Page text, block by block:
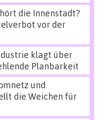
die Innenstadt?
vor der
klagt über
Planbarkeit
und
die Weichen für